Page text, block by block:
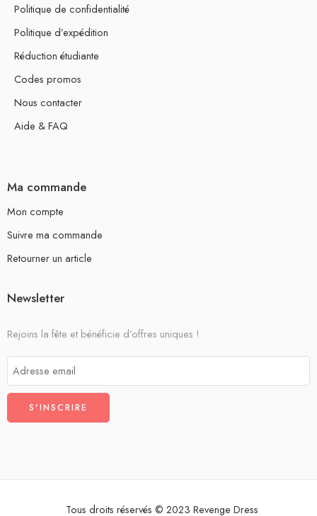
Politique de confidentialité
Politique d’expédition
Réduction étudiante
Codes promos
Nous contacter
Aide & FAQ
Ma commande
Mon compte
Suivre ma commande
Retourner un article
Newsletter
Rejoins la fête et bénéficie d’offres uniques !
Tous droits réservés © 2023 Revenge Dress